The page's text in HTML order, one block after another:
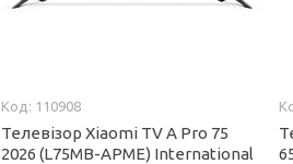
110908
Телевізор Xiaomi TV A Pro 75
2026 (L75MB-APME) International